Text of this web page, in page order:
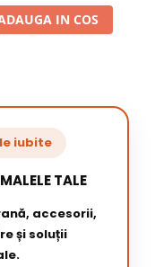
IN COS
iubite
TALE
accesorii,
și soluții